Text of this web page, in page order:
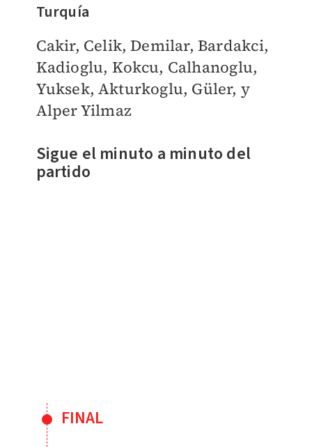
Turquía
Cakir, Celik, Demilar, Bardakci,
Kadioglu, Kokcu, Calhanoglu,
Yuksek, Akturkoglu, Güler, y
Alper Yilmaz
Sigue el minuto a minuto del
partido
FINAL